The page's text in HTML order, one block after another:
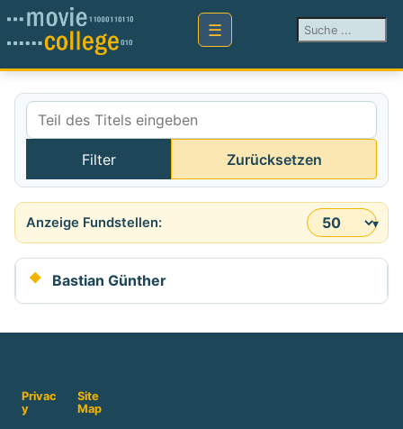
Suchen ...
Teil des Titels eingeben
Filter Zurücksetzen
Anzeige #
Bastian Günther
Privac
y
Site
Map